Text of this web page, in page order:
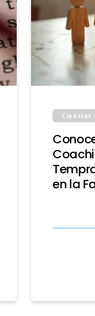
en la